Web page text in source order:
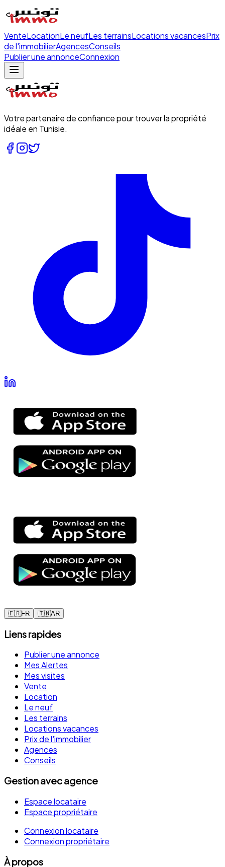
VenteLocationLe neufLes terrainsLocations vacancesPrix
de l'immobilierAgencesConseils
Publier une annonceConnexion
Votre partenaire de confiance pour trouver la propriété
idéale en Tunisie.
🇫🇷FR 🇹🇳AR
Liens rapides
Publier une annonce
Mes Alertes
Mes visites
Vente
Location
Le neuf
Les terrains
Locations vacances
Prix de l'immobilier
Agences
Conseils
Gestion avec agence
Espace locataire
Espace propriétaire
Connexion locataire
Connexion propriétaire
À propos